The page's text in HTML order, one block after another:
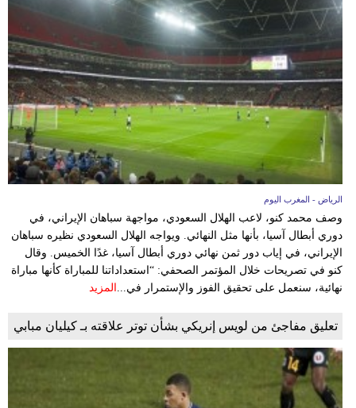
الرياض - المغرب اليوم
وصف محمد كنو، لاعب الهلال السعودي، مواجهة سباهان الإيراني، في
دوري أبطال آسيا، بأنها مثل النهائي. ويواجه الهلال السعودي نظيره سباهان
الإيراني، في إياب دور ثمن نهائي دوري أبطال آسيا، غدًا الخميس. وقال
كنو في تصريحات خلال المؤتمر الصحفي: “استعداداتنا للمباراة كأنها مباراة
نهائية، سنعمل على تحقيق الفوز والإستمرار في... المزيد
تعليق مفاجئ من لويس إنريكي بشأن توتر علاقته بـ كيليان مبابي